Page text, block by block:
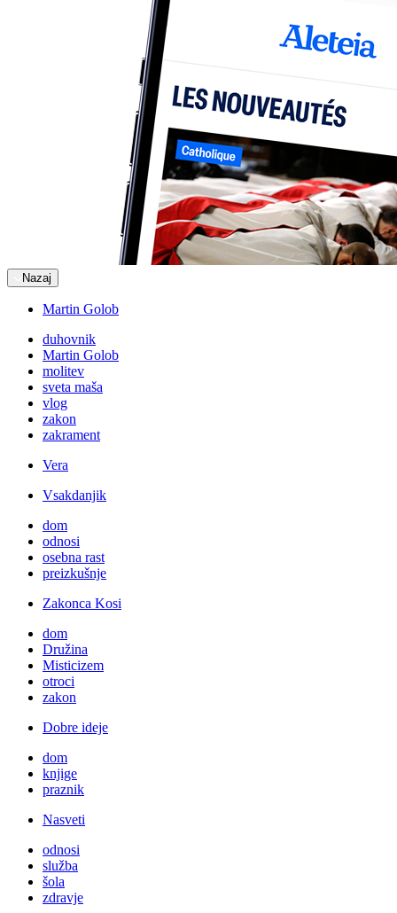
Nazaj
Martin Golob
duhovnik
Martin Golob
molitev
sveta maša
vlog
zakon
zakrament
Vera
Vsakdanjik
dom
odnosi
osebna rast
preizkušnje
Zakonca Kosi
dom
Družina
Misticizem
otroci
zakon
Dobre ideje
dom
knjige
praznik
Nasveti
odnosi
služba
šola
zdravje